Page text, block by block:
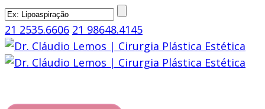
21 2535.6606 21 98648.4145